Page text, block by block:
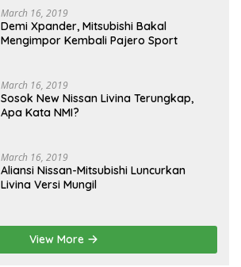
March 16, 2019
Demi Xpander, Mitsubishi Bakal
Mengimpor Kembali Pajero Sport
March 16, 2019
Sosok New Nissan Livina Terungkap,
Apa Kata NMI?
March 16, 2019
Aliansi Nissan-Mitsubishi Luncurkan
Livina Versi Mungil
View More